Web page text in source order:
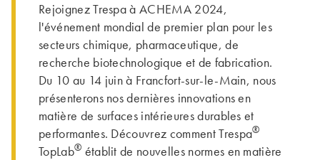
Rejoignez Trespa à ACHEMA 2024,
l'événement mondial de premier plan pour les
secteurs chimique, pharmaceutique, de
recherche biotechnologique et de fabrication.
Du 10 au 14 juin à Francfort-sur-le-Main, nous
présenterons nos dernières innovations en
matière de surfaces intérieures durables et
performantes. Découvrez comment Trespa®
TopLab® établit de nouvelles normes en matière